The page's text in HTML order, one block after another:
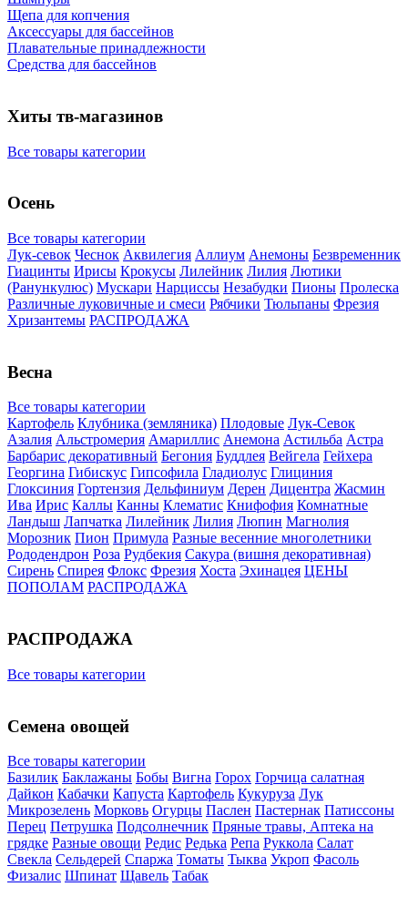
Щепа для копчения
Аксессуары для бассейнов
Плавательные принадлежности
Средства для бассейнов
Хиты тв-магазинов
Все товары категории
Осень
Все товары категории
Лук-севок Чеснок Аквилегия Аллиум Анемоны Безвременник
Гиацинты Ирисы Крокусы Лилейник Лилия Лютики
(Ранункулюс) Мускари Нарцисcы Незабудки Пионы Пролеска
Различные луковичные и смеси Рябчики Тюльпаны Фрезия
Хризантемы РАСПРОДАЖА
Весна
Все товары категории
Картофель Клубника (земляника) Плодовые Лук-Севок
Азалия Альстромерия Амариллис Анемона Астильба Астра
Барбарис декоративный Бегония Буддлея Вейгела Гейхера
Георгина Гибискус Гипсофила Гладиолус Глициния
Глоксиния Гортензия Дельфиниум Дерен Дицентра Жасмин
Ива Ирис Каллы Канны Клематис Книфофия Комнатные
Ландыш Лапчатка Лилейник Лилия Люпин Магнолия
Морозник Пион Примула Разные весенние многолетники
Рододендрон Роза Рудбекия Сакура (вишня декоративная)
Сирень Спирея Флокс Фрезия Хоста Эхинацея ЦЕНЫ
ПОПОЛАМ РАСПРОДАЖА
РАСПРОДАЖА
Все товары категории
Семена овощей
Все товары категории
Базилик Баклажаны Бобы Вигна Горох Горчица салатная
Дайкон Кабачки Капуста Картофель Кукуруза Лук
Микрозелень Морковь Огурцы Паслен Пастернак Патиссоны
Перец Петрушка Подсолнечник Пряные травы, Аптека на
грядке Разные овощи Редис Редька Репа Руккола Салат
Свекла Сельдерей Спаржа Томаты Тыква Укроп Фасоль
Физалис Шпинат Щавель Табак